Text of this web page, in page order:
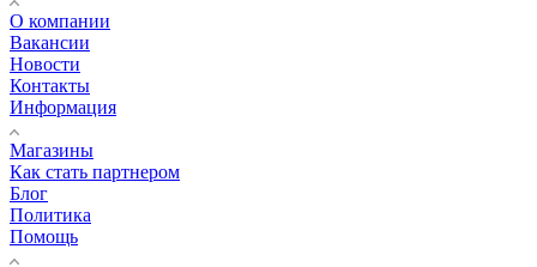
О компании
Вакансии
Новости
Контакты
Информация
Магазины
Как стать партнером
Блог
Политика
Помощь